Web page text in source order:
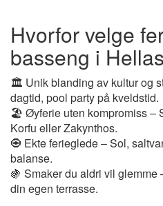
Hvorfor velge
basseng i
🏛️ Unik blanding av kultur og
dagtid, pool party på kveldstid.
🏖️ Øyferie uten kompromiss –
Korfu eller Zakynthos.
🧿 Ekte ferieglede – Sol,
balanse.
🍇 Smaker du aldri vil glemme
din egen terrasse.